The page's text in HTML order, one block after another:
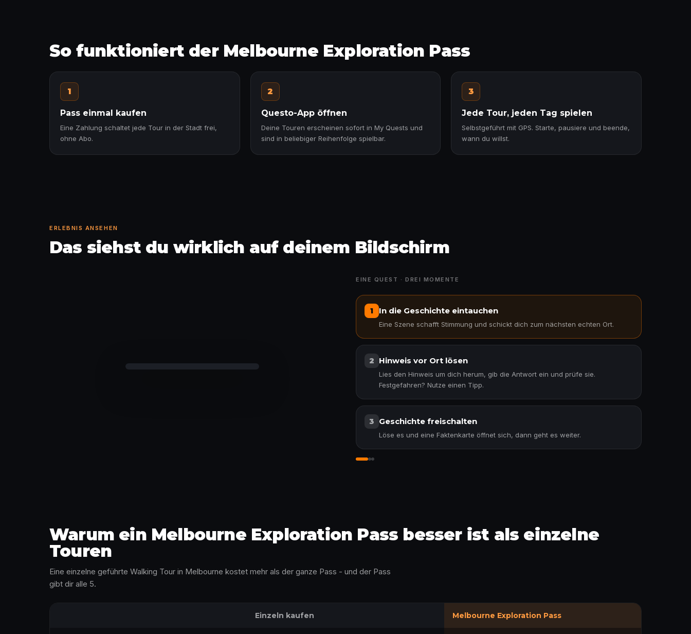
So funktioniert der Melbourne Exploration Pass
1
Pass einmal kaufen
Eine Zahlung schaltet jede Tour in der Stadt frei,
ohne Abo.
2
Questo-App öffnen
Deine Touren erscheinen sofort in My Quests und
sind in beliebiger Reihenfolge spielbar.
3
Jede Tour, jeden Tag spielen
Selbstgeführt mit GPS. Starte, pausiere und beende,
wann du willst.
ERLEBNIS ANSEHEN
Das siehst du wirklich auf deinem Bildschirm
EINE QUEST · DREI MOMENTE
1 In die Geschichte eintauchen
Eine Szene schafft Stimmung und schickt dich zum nächsten echten Ort.
2 Hinweis vor Ort lösen
Lies den Hinweis um dich herum, gib die Antwort ein und prüfe sie.
Festgefahren? Nutze einen Tipp.
3 Geschichte freischalten
Löse es und eine Faktenkarte öffnet sich, dann geht es weiter.
Warum ein Melbourne Exploration Pass besser ist als einzelne
Touren
Eine einzelne geführte Walking Tour in Melbourne kostet mehr als der ganze Pass - und der Pass
gibt dir alle 5.
Einzeln kaufen Melbourne Exploration Pass